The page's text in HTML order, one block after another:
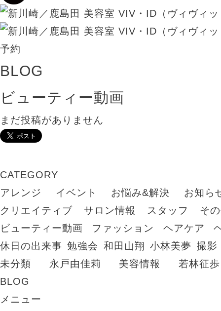
BLOG
ビューティー動画
まだ投稿がありません
CATEGORY
アレンジ
イベント お悩み&解決
お知ら
クリエイティブ
サロン情報 スタッフ
そ
ビューティー動画
ファッション ヘアケア
休日の出来事 勉強会 和田山翔 小林美夢 撮影
未分類
永戸由佳莉 美容情報
若林征歩
BLOG
メニュー